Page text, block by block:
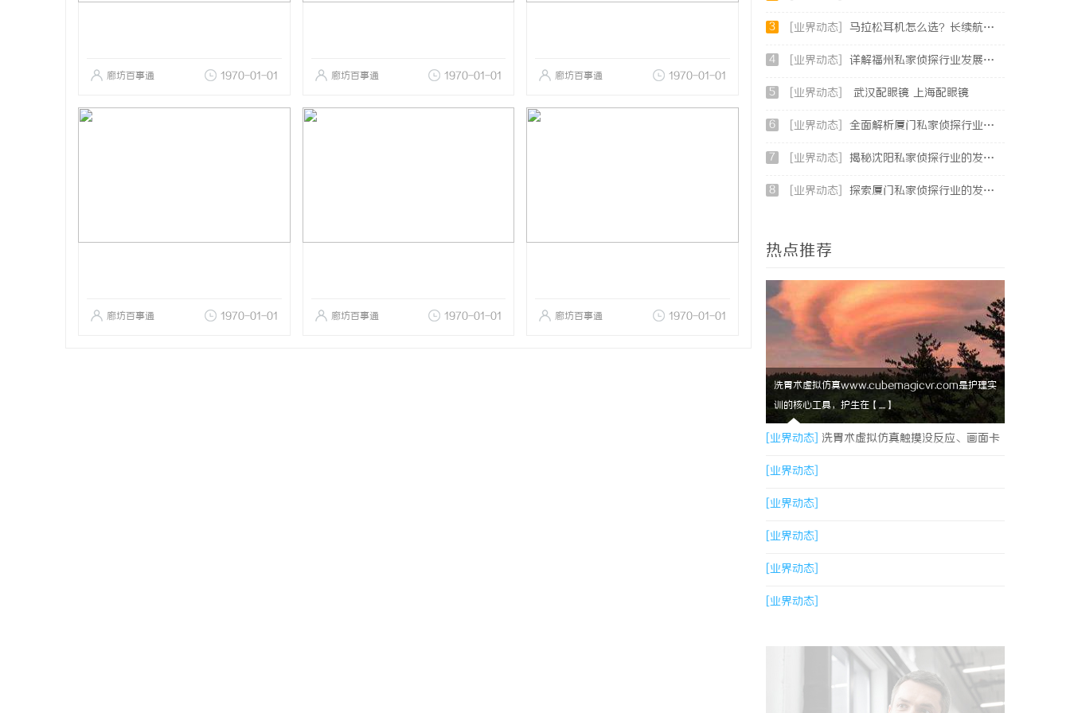
廊坊百事通 1970-01-01 廊坊百事通 1970-01-01 廊坊百事通 1970-01-01
廊坊百事通 1970-01-01 廊坊百事通 1970-01-01 廊坊百事通 1970-01-01
3 [业界动态] 马拉松耳机怎么选？长续航防水防汗实测盘点
4 [业界动态] 详解福州私家侦探行业发展与服务应用全方位指南
5 [业界动态] 武汉配眼镜 上海配眼镜
6 [业界动态] 全面解析厦门私家侦探行业的现状与发展趋势
7 [业界动态] 揭秘沈阳私家侦探行业的发展与现实应用
8 [业界动态] 探索厦门私家侦探行业的发展与应用全景
热点推荐
洗胃术虚拟仿真www.cubemagicvr.com是护理实
训的核心工具，护生在【....】
[业界动态] 洗胃术虚拟仿真触摸没反应、画面卡
顿？立方幻境破解难题
[业界动态]
[业界动态]
[业界动态]
[业界动态]
[业界动态]